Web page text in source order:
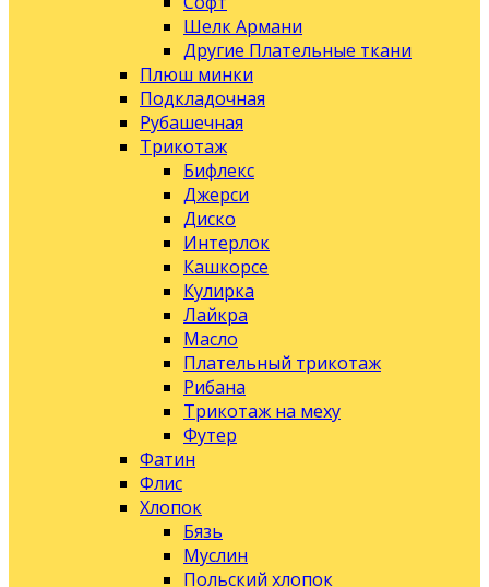
Шелк Армани
Другие Плательные ткани
Плюш минки
Подкладочная
Рубашечная
Трикотаж
Бифлекс
Джерси
Диско
Интерлок
Кашкорсе
Кулирка
Лайкра
Масло
Плательный трикотаж
Рибана
Трикотаж на меху
Футер
Фатин
Флис
Хлопок
Бязь
Муслин
Польский хлопок